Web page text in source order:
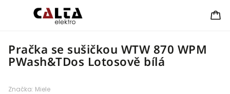
Pračka se sušičkou WTW 870 WPM
PWash&TDos Lotosově bílá
Značka: Miele